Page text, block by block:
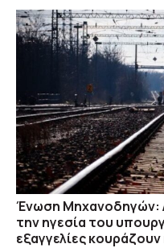
Ένωση Μηχανοδηγών:
την ηγεσία του
εξαγγελίες